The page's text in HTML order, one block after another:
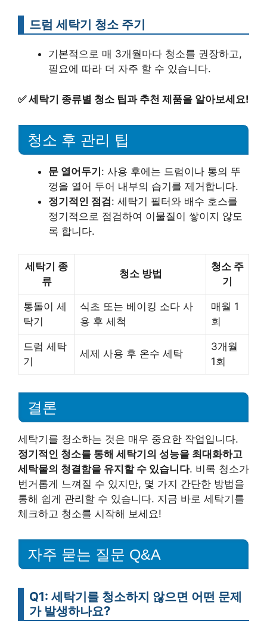
드럼 세탁기 청소 주기
기본적으로 매 3개월마다 청소를 권장하고,
필요에 따라 더 자주 할 수 있습니다.
✅세탁기 종류별 청소 팁과 추천 제품을 알아보세요!
청소 후 관리 팁
문 열어두기: 사용 후에는 드럼이나 통의 뚜
껑을 열어 두어 내부의 습기를 제거합니다.
정기적인 점검: 세탁기 필터와 배수 호스를
정기적으로 점검하여 이물질이 쌓이지 않도
록 합니다.
세탁기 종
류
청소 방법
청소 주
기
통돌이 세
탁기
식초 또는 베이킹 소다 사
용 후 세척
매월 1
회
드럼 세탁
기
세제 사용 후 온수 세탁
3개월
1회
결론
세탁기를 청소하는 것은 매우 중요한 작업입니다.
정기적인 청소를 통해 세탁기의 성능을 최대화하고
세탁물의 청결함을 유지할 수 있습니다. 비록 청소가
번거롭게 느껴질 수 있지만, 몇 가지 간단한 방법을
통해 쉽게 관리할 수 있습니다. 지금 바로 세탁기를
체크하고 청소를 시작해 보세요!
자주 묻는 질문 Q&A
Q1: 세탁기를 청소하지 않으면 어떤 문제
가 발생하나요?